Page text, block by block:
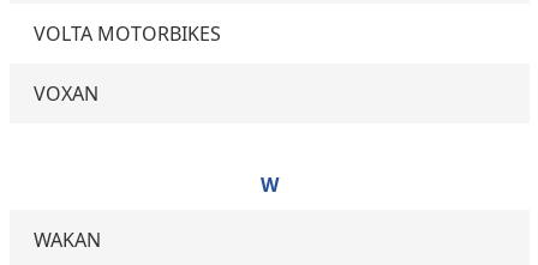
VOLTA MOTORBIKES
VOXAN
W
WAKAN